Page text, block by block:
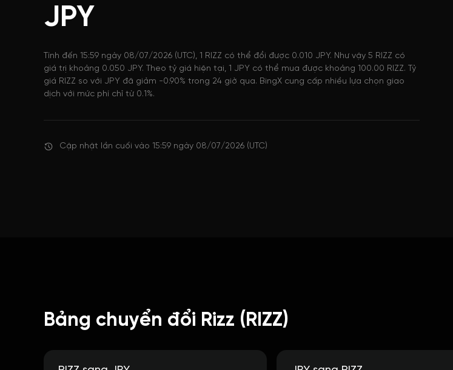
JPY
Tính đến 15:59 ngày 08/07/2026 (UTC), 1 RIZZ có thể đổi được 0.010 JPY. Như vậy 5 RIZZ có
giá trị khoảng 0.050 JPY. Theo tỷ giá hiện tại, 1 JPY có thể mua được khoảng 100.00 RIZZ. Tỷ
giá RIZZ so với JPY đã giảm -0.90% trong 24 giờ qua. BingX cung cấp nhiều lựa chọn giao
dịch với mức phí chỉ từ 0.1%.
Cập nhật lần cuối vào 15:59 ngày 08/07/2026 (UTC)
Bảng chuyển đổi Rizz (RIZZ)